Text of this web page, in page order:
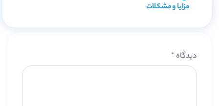
مزایا و مشکلات
دیدگاه *